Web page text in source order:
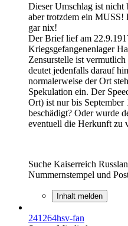
Dieser Umschlag ist nicht
aber trotzdem ein MUSS!
gar nix!
Der Brief lief am
Kriegsgefangenenlager
Zensurstelle ist
deutet jedenfalls darauf
normalerweise der Ort
Spekulation ein. Der
Ort) ist nur bis September
beschädigt? Oder wurde
eventuell die Herkunft zu
Suche Kaiserreich
Nummernstempel und
Inhalt melden
241264hsv-fan